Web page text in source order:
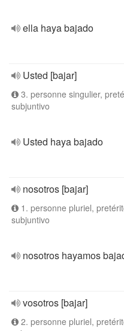
ella haya bajado
Usted [bajar]
3. personne singulier,
subjuntivo
Usted haya bajado
nosotros [bajar]
1. personne pluriel,
subjuntivo
nosotros hayamos
vosotros [bajar]
2. personne pluriel,